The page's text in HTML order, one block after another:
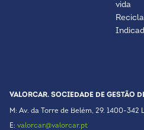
vida
VALORCAR. SOCIEDADE DE GESTÃO
M: Av. da Torre de Belém, 29. 1400-342
E: valorcar@valorcar.pt